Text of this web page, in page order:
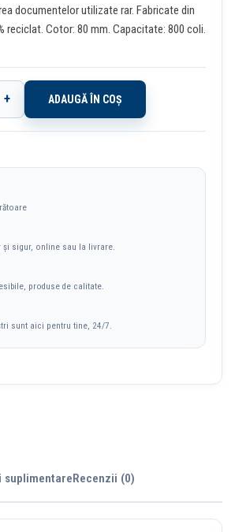
documentelor utilizate rar. Fabricate din
reciclat. Cotor: 80 mm. Capacitate: 800 coli.
+ ADAUGĂ ÎN COȘ
și sigur, online sau la livrare.
produse de calitate.
sunt aici pentru tine, 24/7.
suplimentareRecenzii (0)